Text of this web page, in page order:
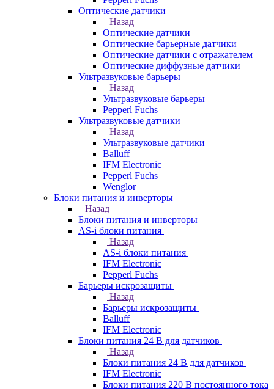
Оптические датчики
Назад
Оптические датчики
Оптические барьерные датчики
Оптические датчики с отражателем
Оптические диффузные датчики
Ультразвуковые барьеры
Назад
Ультразвуковые барьеры
Pepperl Fuchs
Ультразвуковые датчики
Назад
Ультразвуковые датчики
Balluff
IFM Electronic
Pepperl Fuchs
Wenglor
Блоки питания и инверторы
Назад
Блоки питания и инверторы
AS-i блоки питания
Назад
AS-i блоки питания
IFM Electronic
Pepperl Fuchs
Барьеры искрозащиты
Назад
Барьеры искрозащиты
Balluff
IFM Electronic
Блоки питания 24 В для датчиков
Назад
Блоки питания 24 В для датчиков
IFM Electronic
Блоки питания 220 В постоянного тока